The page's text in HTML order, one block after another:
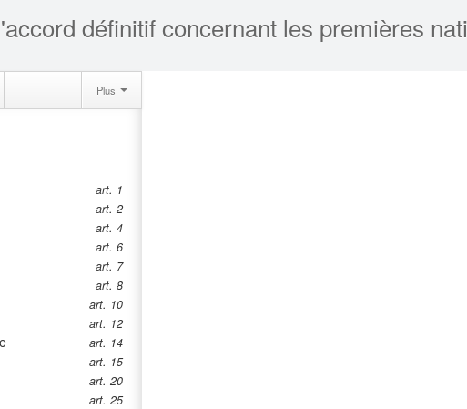
Plus
art. 1
art. 2
art. 4
art. 6
art. 7
art. 8
art. 10
art. 12
art. 14
art. 15
art. 20
art. 25